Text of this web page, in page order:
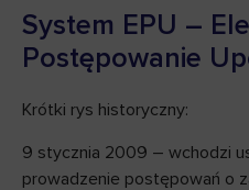
System EPU –
Postępowanie
Krótki rys historyczny:
9 stycznia 2009 – wchodzi
prowadzenie postępowań o